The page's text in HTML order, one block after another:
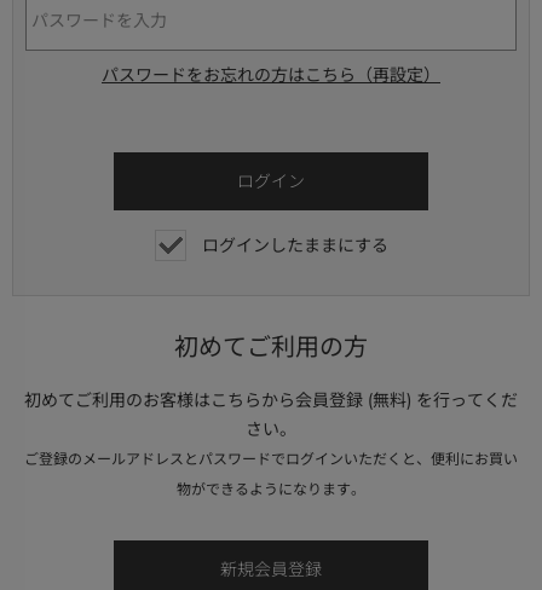
パスワードをお忘れの方はこちら（再設定）
ログインしたままにする
初めてご利用の方
初めてご利用のお客様はこちらから会員登録 (無料) を行ってくだ
さい。
ご登録のメールアドレスとパスワードでログインいただくと、便利にお買い
物ができるようになります。